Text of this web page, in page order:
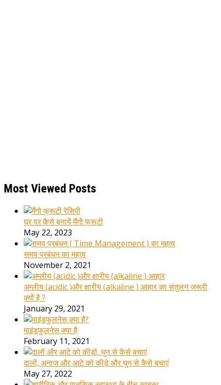
Most Viewed Posts
घर पर कैसे बनायें मैंगो फ्रूटी
May 22, 2023
समय प्रबंधन का महत्व
November 2, 2021
अम्लीय (acidic )और क्षारीय (alkaline ) आहार का संतुलन जरूरी
क्यों है ?
January 29, 2021
माइंडफुलनेस क्या है
February 11, 2021
दालों, अनाज और आटे को कीड़े और घुन से कैसे बचाएं
May 27, 2022